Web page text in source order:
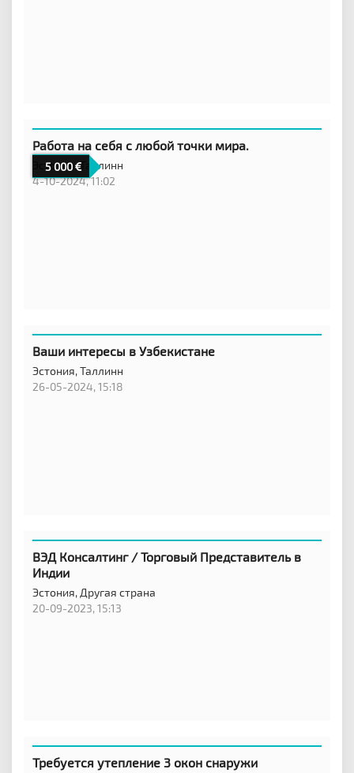
5 000
Работа на себя с любой точки мира.
Эстония,Таллинн
4-10-2024, 11:02
Ваши интересы в Узбекистане
Эстония,Таллинн
26-05-2024, 15:18
ВЭД Консалтинг / Торговый Представитель в
Индии
Эстония, Другая страна
20-09-2023, 15:13
Требуется утепление 3 окон снаружи